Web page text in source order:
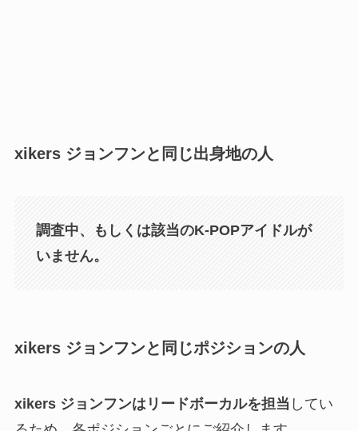
xikers ジョンフンと同じ出身地の人
調査中、もしくは該当のK-POPアイドルが
いません。
xikers ジョンフンと同じポジションの人
xikers ジョンフンはリードボーカルを担当 してい